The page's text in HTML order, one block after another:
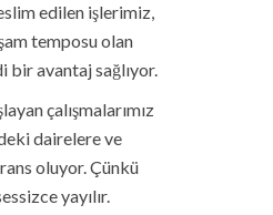
edilen işlerimiz,
temposu olan
bir avantaj sağlıyor.
çalışmalarımız
dairelere ve
oluyor. Çünkü
yayılır.